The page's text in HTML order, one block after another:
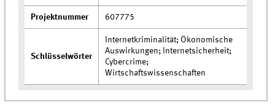
Projektnummer 607775
Schlüsselwörter
Internetkriminalität; Ökonomische
Auswirkungen; Internetsicherheit;
Cybercrime;
Wirtschaftswissenschaften